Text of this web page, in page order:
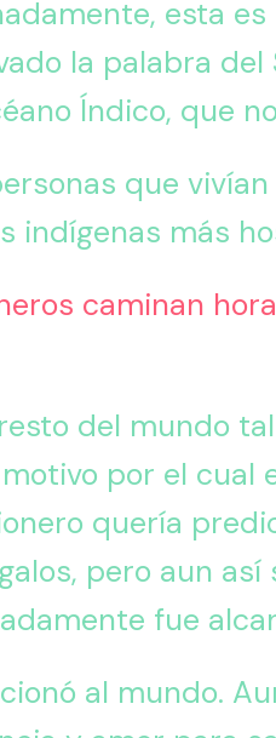
esta es
la palabra
Índico, que
que
indígenas más
caminan
del mundo
por el
quería
pero aun
fue
al mundo.